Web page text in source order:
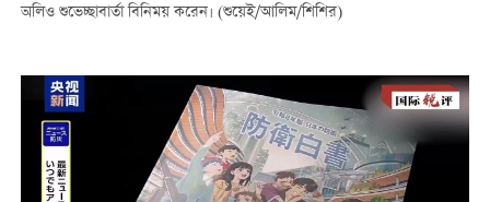
অলিও শুভেচ্ছাবার্তা বিনিময় করেন। (শুয়েই/আলিম/শিশির)